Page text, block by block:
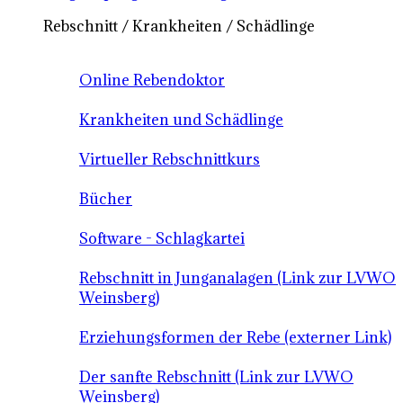
Rebschnitt / Krankheiten / Schädlinge
Online Rebendoktor
Krankheiten und Schädlinge
Virtueller Rebschnittkurs
Bücher
Software - Schlagkartei
Rebschnitt in Junganalagen (Link zur LVWO
Weinsberg)
Erziehungsformen der Rebe (externer Link)
Der sanfte Rebschnitt (Link zur LVWO
Weinsberg)